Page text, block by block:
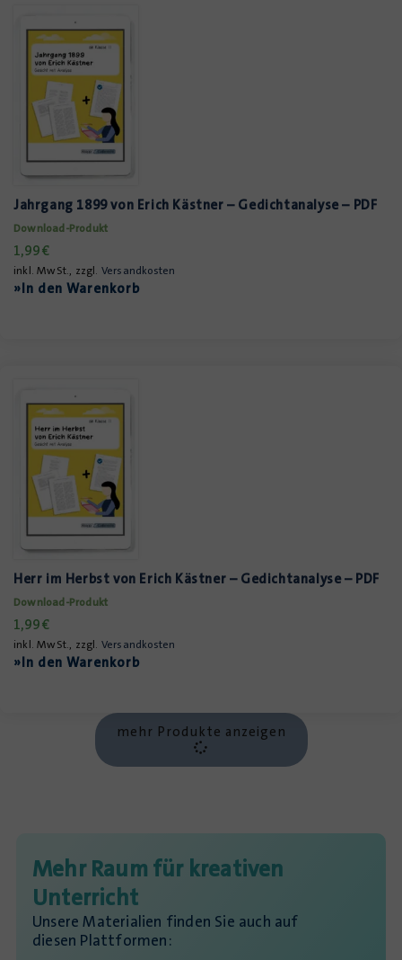
Jahrgang 1899 von Erich Kästner – Gedichtanalyse – PDF
Download-Produkt
1,99€
inkl. MwSt., zzgl. Versandkosten
»In den Warenkorb
Herr im Herbst von Erich Kästner – Gedichtanalyse – PDF
Download-Produkt
1,99€
inkl. MwSt., zzgl. Versandkosten
»In den Warenkorb
mehr Produkte anzeigen
Mehr Raum für kreativen
Unterricht
Unsere Materialien finden Sie auch auf
diesen Plattformen: